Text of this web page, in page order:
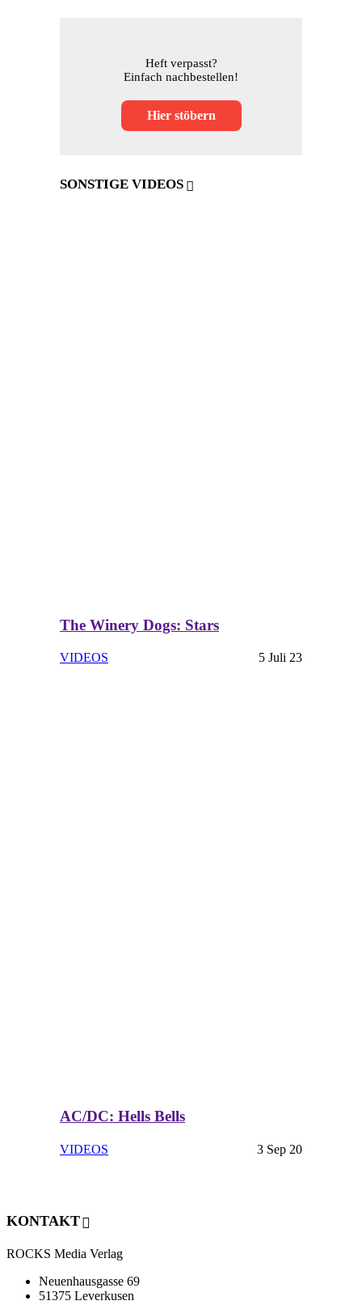
Heft verpasst?
Einfach nachbestellen!
Hier stöbern
SONSTIGE VIDEOS
The Winery Dogs: Stars
VIDEOS 5 Juli 23
AC/DC: Hells Bells
VIDEOS 3 Sep 20
KONTAKT
ROCKS Media Verlag
Neuenhausgasse 69
51375 Leverkusen